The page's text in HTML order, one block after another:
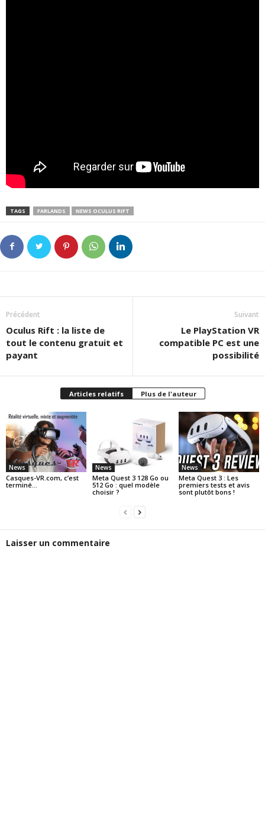
TAGS FARLANDS NEWS OCULUS RIFT
Précédent
Oculus Rift : la liste de
tout le contenu gratuit et
payant
Suivant
Le PlayStation VR
compatible PC est une
possibilité
Articles relatifs Plus de l'auteur
News
Casques-VR.com, c’est
terminé…
News
Meta Quest 3 128 Go ou
512 Go : quel modèle
choisir ?
News
Meta Quest 3 : Les
premiers tests et avis
sont plutôt bons !
Laisser un commentaire